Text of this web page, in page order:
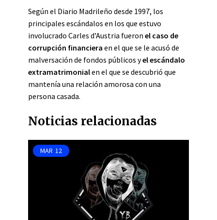
Según el Diario Madrileño desde 1997, los
principales escándalos en los que estuvo
involucrado Carles d’Austria fueron el caso de
corrupción financiera en el que se le acusó de
malversación de fondos públicos yel escándalo
extramatrimonialen el que se descubrió que
mantenía una relación amorosa con una
persona casada.
Noticias relacionadas
MAR 12